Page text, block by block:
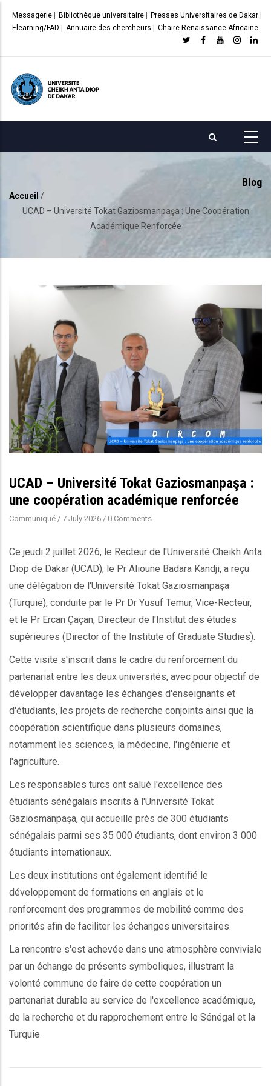
principal
Messagerie Bibliothèque universitaire Presses Universitaires de Dakar
Elearning/FAD
Annuaire des chercheurs Chaire Renaissance Africaine
Blog
Fil
Accueil /
UCAD – Université Tokat Gaziosmanpaşa : Une Coopération
Académique Renforcée
UCAD – Université Tokat Gaziosmanpaşa :
une coopération académique renforcée
Communiqué / 7 July 2026 / 0 Comments
Ce jeudi 2 juillet 2026, le Recteur de l'Université Cheikh Anta
Diop de Dakar (UCAD), le Pr Alioune Badara Kandji, a reçu
une délégation de l'Université Tokat Gaziosmanpaşa
(Turquie), conduite par le Pr Dr Yusuf Temur, Vice-Recteur,
et le Pr Ercan Çaçan, Directeur de l'Institut des études
supérieures (Director of the Institute of Graduate Studies).
Cette visite s'inscrit dans le cadre du renforcement du
partenariat entre les deux universités, avec pour objectif de
développer davantage les échanges d'enseignants et
d'étudiants, les projets de recherche conjoints ainsi que la
coopération scientifique dans plusieurs domaines,
notamment les sciences, la médecine, l'ingénierie et
l'agriculture.
Les responsables turcs ont salué l'excellence des
étudiants sénégalais inscrits à l'Université Tokat
Gaziosmanpaşa, qui accueille près de 300 étudiants
sénégalais parmi ses 35 000 étudiants, dont environ 3 000
étudiants internationaux.
Les deux institutions ont également identifié le
développement de formations en anglais et le
renforcement des programmes de mobilité comme des
priorités afin de faciliter les échanges universitaires.
La rencontre s'est achevée dans une atmosphère conviviale
par un échange de présents symboliques, illustrant la
volonté commune de faire de cette coopération un
partenariat durable au service de l'excellence académique,
de la recherche et du rapprochement entre le Sénégal et la
Turquie